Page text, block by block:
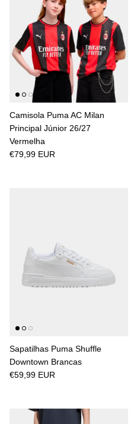
Camisola Puma AC Milan
Principal Júnior 26/27
Vermelha
€79,99 EUR
Sapatilhas Puma Shuffle
Downtown Brancas
€59,99 EUR